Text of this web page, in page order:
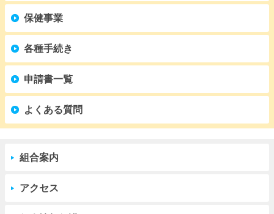
保健事業
各種手続き
申請書一覧
よくある質問
組合案内
アクセス